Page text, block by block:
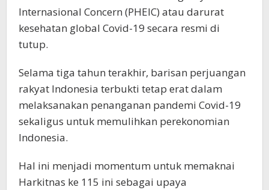
Internasional Concern (PHEIC) atau darurat
kesehatan global Covid-19 secara resmi di
tutup.
Selama tiga tahun terakhir, barisan perjuangan
rakyat Indonesia terbukti tetap erat dalam
melaksanakan penanganan pandemi Covid-19
sekaligus untuk memulihkan perekonomian
Indonesia.
Hal ini menjadi momentum untuk memaknai
Harkitnas ke 115 ini sebagai upaya